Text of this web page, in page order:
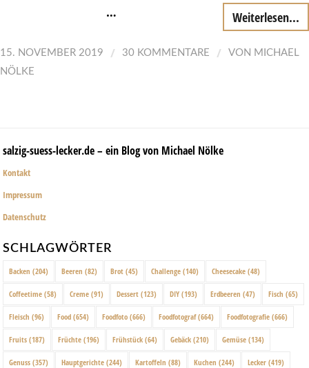
… Weiterlesen...
15. NOVEMBER 2019 / 30 KOMMENTARE / VON MICHAEL
NÖLKE
salzig-suess-lecker.de – ein Blog von Michael Nölke
Kontakt
Impressum
Datenschutz
SCHLAGWÖRTER
Backen (204) Beeren (82) Brot (45) Challenge (140) Cheesecake (48)
Coffeetime (58) Creme (91) Dessert (123) DIY (193) Erdbeeren (47) Fisch (65)
Fleisch (96) Food (654) Foodfoto (666) Foodfotograf(664) Foodfotografie (666)
Fruits (187) Früchte (196) Frühstück (64) Gebäck (210) Gemüse (134)
Genuss (357) Hauptgerichte (244) Kartoffeln (88) Kuchen (244) Lecker (419)